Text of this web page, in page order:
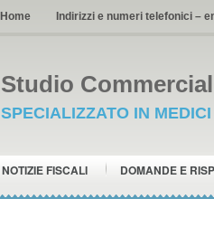
Home Indirizzi e numeri telefonici –
Studio
SPECIALIZZATO IN
NOTIZIE FISCALI DOMANDE E